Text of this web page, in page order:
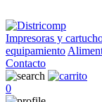
Impresoras y
equipamiento
Contacto
0